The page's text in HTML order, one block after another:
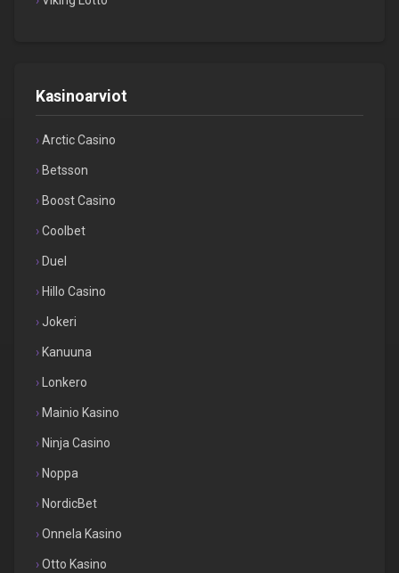
Kasinoarviot
Arctic Casino
Betsson
Boost Casino
Coolbet
Duel
Hillo Casino
Jokeri
Kanuuna
Lonkero
Mainio Kasino
Ninja Casino
Noppa
NordicBet
Onnela Kasino
Otto Kasino